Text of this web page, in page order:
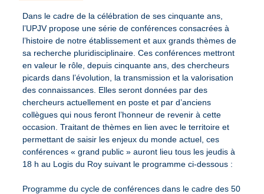
Dans le cadre de la célébration de ses cinquante ans,
l’UPJV propose une série de conférences consacrées à
l’histoire de notre établissement et aux grands thèmes de
sa recherche pluridisciplinaire. Ces conférences mettront
en valeur le rôle, depuis cinquante ans, des chercheurs
picards dans l’évolution, la transmission et la valorisation
des connaissances. Elles seront données par des
chercheurs actuellement en poste et par d’anciens
collègues qui nous feront l’honneur de revenir à cette
occasion. Traitant de thèmes en lien avec le territoire et
permettant de saisir les enjeux du monde actuel, ces
conférences « grand public » auront lieu tous les jeudis à
18 h au Logis du Roy suivant le programme ci-dessous :
Programme du cycle de conférences dans le cadre des 50